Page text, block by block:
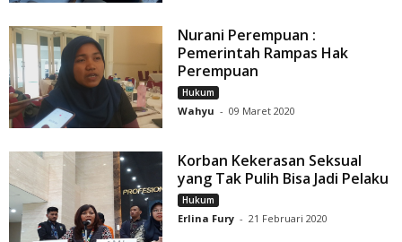
Nurani Perempuan :
Pemerintah Rampas Hak
Perempuan
Hukum
Wahyu - 09 Maret 2020
Korban Kekerasan Seksual
yang Tak Pulih Bisa Jadi Pelaku
Hukum
Erlina Fury - 21 Februari 2020